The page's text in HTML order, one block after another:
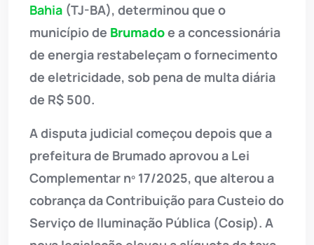
Bahia (TJ-BA), determinou que o
município de Brumadoe a concessionária
de energia restabeleçam o fornecimento
de eletricidade, sob pena de multa diária
de R$ 500.
A disputa judicial começou depois que a
prefeitura de Brumado aprovou a Lei
Complementar nº 17/2025, que alterou a
cobrança da Contribuição para Custeio do
Serviço de Iluminação Pública (Cosip). A